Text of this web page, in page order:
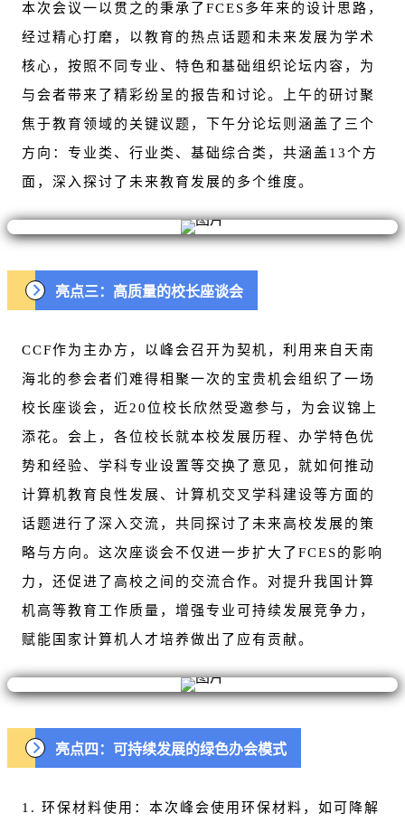
本次会议一以贯之的秉承了FCES多年来的设计思路，
经过精心打磨，以教育的热点话题和未来发展为学术
核心，按照不同专业、特色和基础组织论坛内容，为
与会者带来了精彩纷呈的报告和讨论。上午的研讨聚
焦于教育领域的关键议题，下午分论坛则涵盖了三个
方向：专业类、行业类、基础综合类，共涵盖13个方
面，深入探讨了未来教育发展的多个维度。
亮点三：高质量的校长座谈会
CCF作为主办方，以峰会召开为契机，利用来自天南
海北的参会者们难得相聚一次的宝贵机会组织了一场
校长座谈会，近20位校长欣然受邀参与，为会议锦上
添花。会上，各位校长就本校发展历程、办学特色优
势和经验、学科专业设置等交换了意见，就如何推动
计算机教育良性发展、计算机交叉学科建设等方面的
话题进行了深入交流，共同探讨了未来高校发展的策
略与方向。这次座谈会不仅进一步扩大了FCES的影响
力，还促进了高校之间的交流合作。对提升我国计算
机高等教育工作质量，增强专业可持续发展竞争力，
赋能国家计算机人才培养做出了应有贡献。
亮点四：可持续发展的绿色办会模式
1. 环保材料使用：本次峰会使用环保材料，如可降解